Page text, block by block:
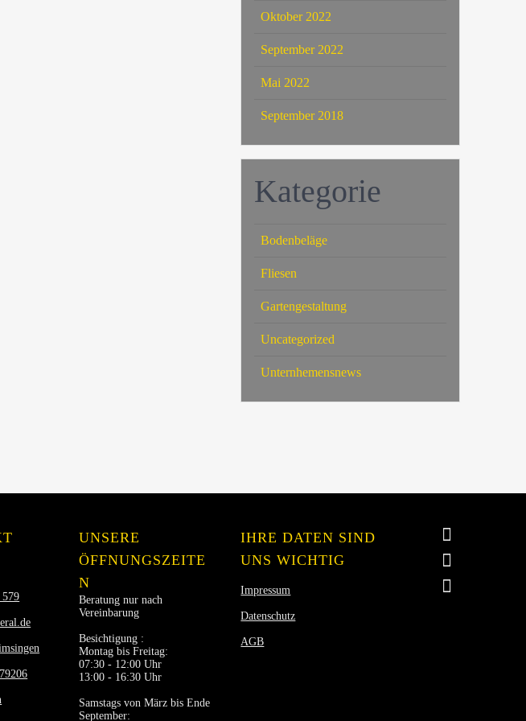
Oktober 2022
September 2022
Mai 2022
September 2018
Kategorie
Bodenbeläge
Fliesen
Gartengestaltung
Uncategorized
Unternhemensnews
UNSERE
ÖFFNUNGSZEITE
N
Beratung nur nach
Vereinbarung
Besichtigung :
Montag bis Freitag:
07:30 - 12:00 Uhr
13:00 - 16:30 Uhr
Samstags von März bis Ende
September:
IHRE DATEN SIND
UNS WICHTIG
Impressum
Datenschutz
AGB